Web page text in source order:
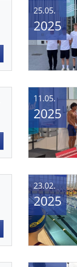
25.05.
2025
11.05.
2025
23.02.
2025